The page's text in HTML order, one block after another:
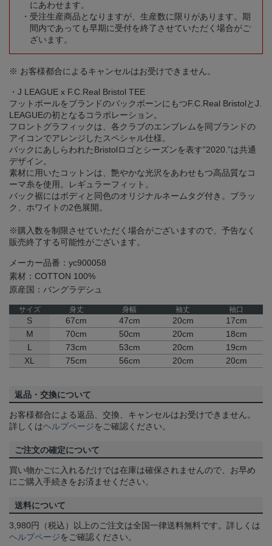
にあわせます。
受注生産商品となりますが、生産数に限りがあります。期
間内であっても早期に受付を終了させていただく場合がご
ざいます。
※ お客様都合によるキャンセルはお受けできません。
・J LEAGUE x F.C.Real Bristol TEE
フットボールをブランドのバックボーンにもつF.C.Real BristolとJ.
LEAGUEの初となるコラボレーション。
フロントグラフィックは、各クラブのエンブレムを同ブランドの
アイコンでアレンジしたスペシャル仕様。
バックにあしらわれたBristolロゴとシーズンを表す”2020.”は共通
デザイン。
素材に用いたコットンは、艶やかな光沢をあわせもつ高品質なコ
ーマ糸を使用。レギュラーフィット。
バック裾にはボディと同色のオリジナルネームタグ付き。ブラッ
ク、ホワイトの2色展開。
※購入数を制限させていただく場合がございますので、予告なく
販売終了する可能性がございます。
メーカー品番：yc900058
素材：COTTON 100%
原産国：バングラデシュ
サイズ 身丈 身幅 袖丈 袖口
S 67cm 47cm 20cm
17cm
M
70cm 50cm 20cm
18cm
L
73cm 53cm 20cm
19cm
XL
75cm 56cm 20cm 20cm
返品・交換について
お客様都合による返品、交換、キャンセルはお受けできません。
詳しくはヘルプページをご確認ください。
ご注文の確定について
買い物かごに入れるだけでは在庫は確保されませんので、お早め
にご購入手続きをお済ませください。
送料について
3,980円（税込）以上のご注文は全国一律送料無料です。詳しくは
ヘルプページをご確認ください。